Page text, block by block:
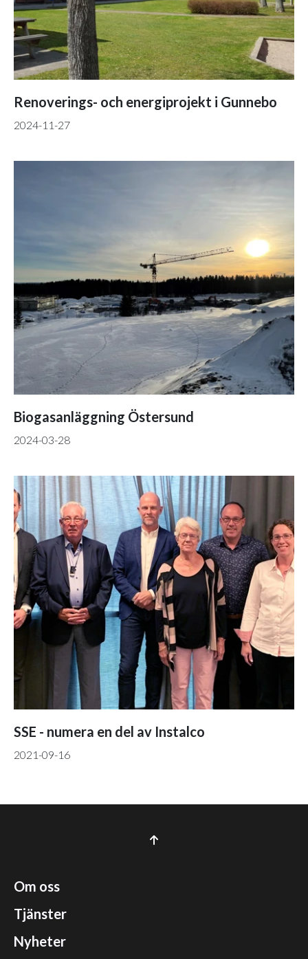
Renoverings- och energiprojekt i Gunnebo
2024-11-27
Biogasanläggning Östersund
2024-03-28
SSE - numera en del av Instalco
2021-09-16
Om oss
Tjänster
Nyheter